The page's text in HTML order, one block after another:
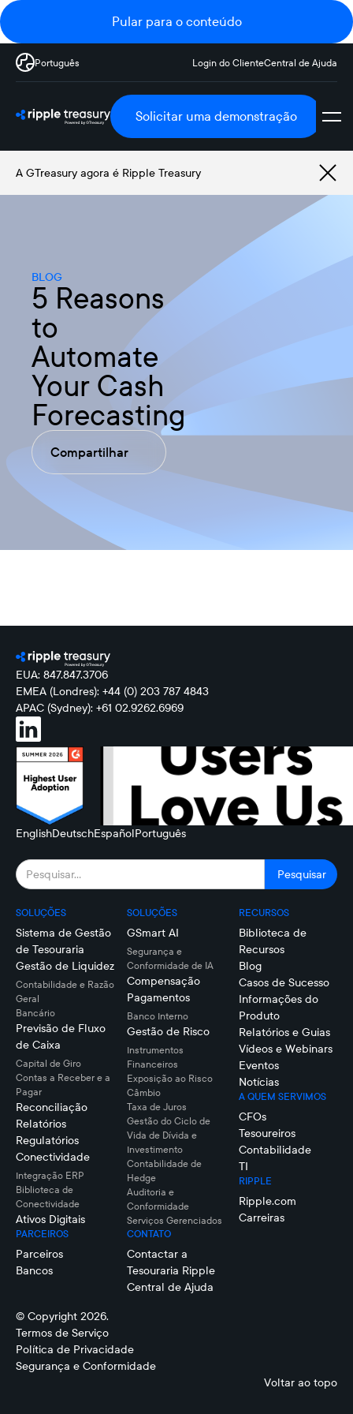
Pular para o conteúdo
Português Login do ClienteCentral de Ajuda
Solicitar uma demonstração
A GTreasury agora é Ripple Treasury
BLOG
5 Reasons
to
Automate
Your Cash
Forecasting
Compartilhar
EUA: 847.847.3706
EMEA (Londres): +44 (0) 203 787 4843
APAC (Sydney): +61 02.9262.6969
EnglishDeutschEspañolPortuguês
SOLUÇÕES
Sistema de Gestão
de Tesouraria
Gestão de Liquidez
Contabilidade e Razão
Geral
Bancário
Previsão de Fluxo
de Caixa
Capital de Giro
Contas a Receber e a
Pagar
Reconciliação
Relatórios
Regulatórios
Conectividade
Integração ERP
Biblioteca de
Conectividade
Ativos Digitais
PARCEIROS
Parceiros
Bancos
SOLUÇÕES
GSmart AI
Segurança e
Conformidade de IA
Compensação
Pagamentos
Banco Interno
Gestão de Risco
Instrumentos
Financeiros
Exposição ao Risco
Câmbio
Taxa de Juros
Gestão do Ciclo de
Vida de Dívida e
Investimento
Contabilidade de
Hedge
Auditoria e
Conformidade
Serviços Gerenciados
CONTATO
Contactar a
Tesouraria Ripple
Central de Ajuda
RECURSOS
Biblioteca de
Recursos
Blog
Casos de Sucesso
Informações do
Produto
Relatórios e Guias
Vídeos e Webinars
Eventos
Notícias
A QUEM SERVIMOS
CFOs
Tesoureiros
Contabilidade
TI
RIPPLE
Ripple.com
Carreiras
© Copyright 2026.
Termos de Serviço
Política de Privacidade
Segurança e Conformidade
Voltar ao topo